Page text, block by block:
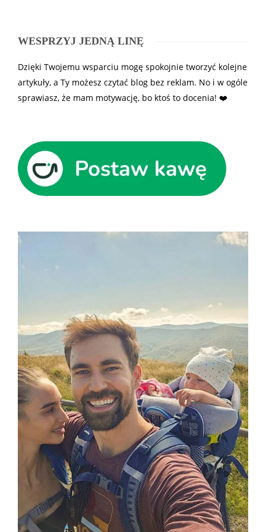
WESPRZYJ JEDNĄ LINĘ
Dzięki Twojemu wsparciu mogę spokojnie tworzyć kolejne
artykuły, a Ty możesz czytać blog bez reklam. No i w ogóle
sprawiasz, że mam motywację, bo ktoś to docenia! ❤️